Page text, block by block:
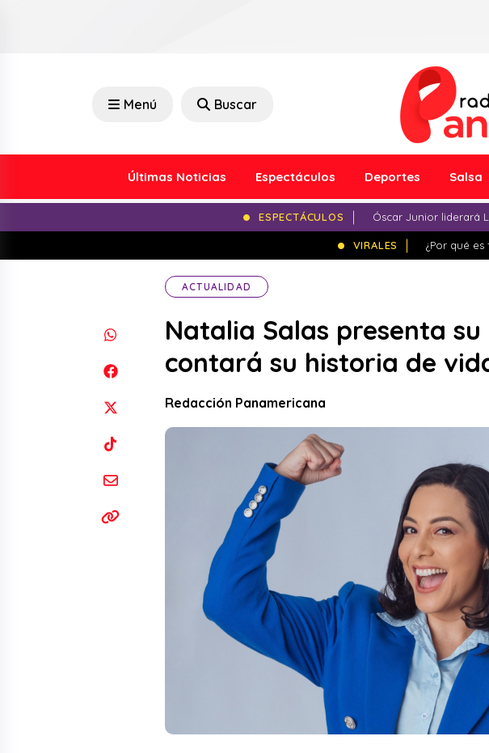
Menú Buscar
Últimas Noticias Espectáculos Deportes Salsa
ESPECTÁCULOS Óscar Junior liderará
VIRALES ¿Por qué
ACTUALIDAD
Natalia Salas presenta
contará su historia de
Redacción Panamericana